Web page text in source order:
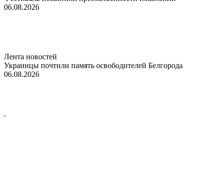
06.08.2026
Лента новостей
Украинцы почтили память освободителей Белгорода
06.08.2026